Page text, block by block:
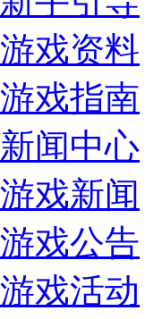
游戏资料
游戏指南
新闻中心
游戏新闻
游戏公告
游戏活动